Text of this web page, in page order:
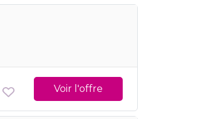
Voir l'offre